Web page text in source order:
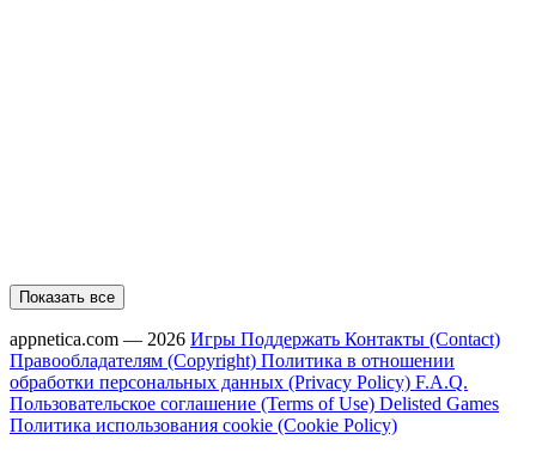
Показать все
appnetica.com — 2026 Игры Поддержать Контакты (Contact)
Правообладателям (Copyright) Политика в отношении
обработки персональных данных (Privacy Policy) F.A.Q.
Пользовательское соглашение (Terms of Use) Delisted Games
Политика использования cookie (Cookie Policy)